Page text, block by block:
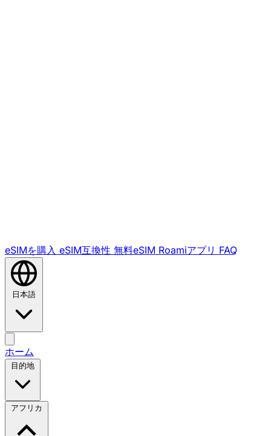
eSIMを購入 eSIM互換性 無料eSIM Roamiアプリ FAQ
日本語
ホーム
目的地
アフリカ